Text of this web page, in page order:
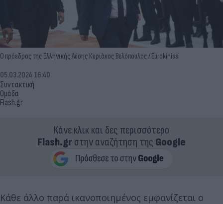
O πρόεδρος της Ελληνικής Λύσης Κυριάκος Βελόπουλος / Eurokinissi
Συντακτική
Ομάδα
Flash.gr
05.03.2024 16:40
Κάνε κλικ και δες περισσότερο
Flash.grστην αναζήτηση της Google
Κάθε άλλο παρά ικανοποιημένος εμφανίζεται ο